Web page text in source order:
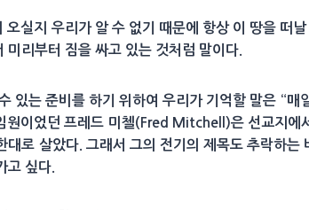
오실지 우리가 알 수 없기 때문에 항상 이 땅을 떠
미리부터 짐을 싸고 있는 것처럼 말이다.
있는 준비를 하기 위하여 우리가 기억할 말은 “
원이었던 프레드 미첼(Fred Mitchell)은 선교지에
대로 살았다. 그래서 그의 전기의 제목도 추락하
고 싶다.